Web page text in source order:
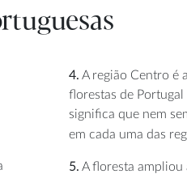
4. A região Centro é
florestas de
significa que nem
em cada uma das
5. A floresta ampliou